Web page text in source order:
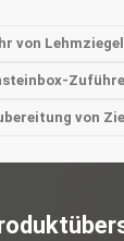
von
von